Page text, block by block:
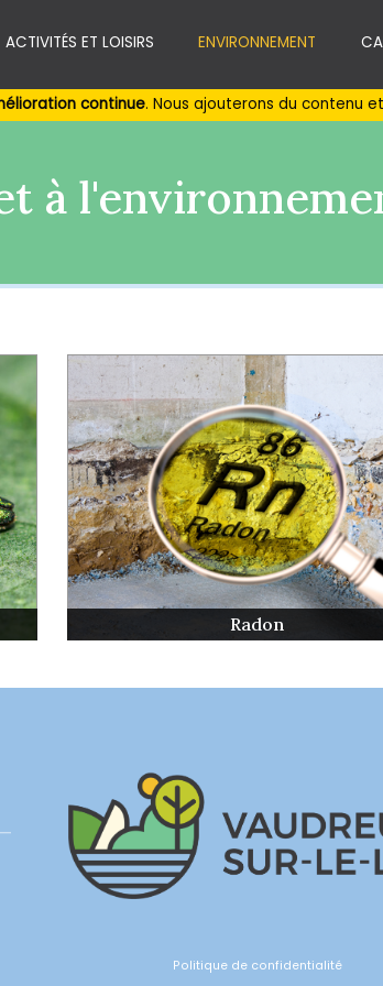
ACTIVITÉS ET LOISIRS ENVIRONNEMENT
continue. Nous ajouterons du contenu
à
Radon
Politique de confidentialité